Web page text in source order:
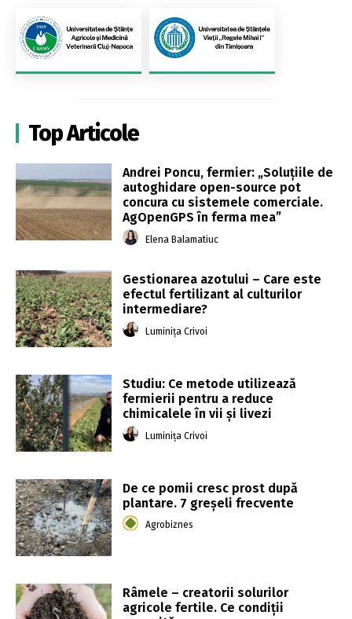
Top Articole
Andrei Poncu, fermier: „Soluțiile de
autoghidare open-source pot
concura cu sistemele comerciale.
AgOpenGPS în ferma mea”
Elena Balamatiuc
Gestionarea azotului – Care este
efectul fertilizant al culturilor
intermediare?
Luminița Crivoi
Studiu: Ce metode utilizează
fermierii pentru a reduce
chimicalele în vii și livezi
Luminița Crivoi
De ce pomii cresc prost după
plantare. 7 greșeli frecvente
Agrobiznes
Râmele – creatorii solurilor
agricole fertile. Ce condiții